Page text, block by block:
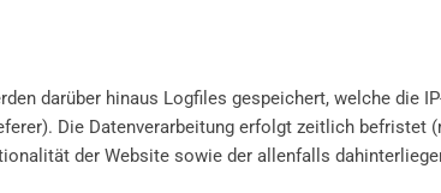
darüber hinaus Logfiles gespeichert, welche die
Die Datenverarbeitung erfolgt zeitlich
der Website sowie der allenfalls